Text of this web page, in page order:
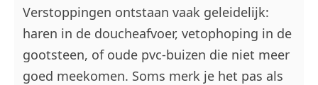
Verstoppingen ontstaan vaak geleidelijk:
haren in de doucheafvoer, vetophoping in de
gootsteen, of oude pvc-buizen die niet meer
goed meekomen. Soms merk je het pas als